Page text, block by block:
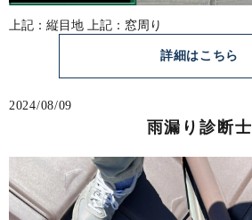
上記：縦目地 上記：窓周り
詳細はこちら
2024/08/09
雨漏り診断士